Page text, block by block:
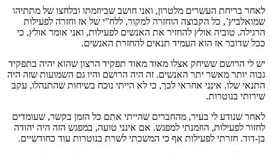
לאחר בריחת העשרים מלטרון, ואני חושב שביוזמתו ובלחצו של מתתיהו
שמואלביץ’, כל הקבוצה הוחזרה למקור, ללח”י של אז וחזרה לפעילות
הרגילה. טוביה אולץ להחזיר את האנשים לפעילות, ואני אומר אולץ, כי
ככל שדובר אז הוא העמיד תנאים להחזרת האנשים.
יש לי הרושם ששיחק אצלו מאוד מאוד תפקיד הרצון שהוא יהיה בתפקיד
גבוה יותר מאשר יתר האנשים. זה היה הרושם והיו גם השמועות שזה היה
התנאי שלו. אינני אחראי לכך, כי לא הייתי נוכח בשיחות שהתנהלו, עקב
שירותי בנוטרות.
לאחר שנודע לי בעיר, מהחברים שהייתי אתם כל הזמן בקשר, שעומדים
לחזור לפעילות, הוזמנתי למפגש. אם אינני טועה, במפגש הזה היה יהודה
בן-דוד. חזרתי לפעילות אף כי המשכתי לשרת בנוטרות עוד כחודשיים.